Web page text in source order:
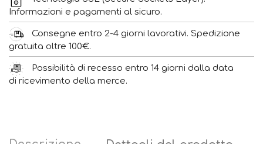
Informazioni e pagamenti al sicuro.
Consegne entro 2-4 giorni lavorativi. Spedizione
gratuita oltre 100€.
Possibilità di recesso entro 14 giorni dalla data
di ricevimento della merce.